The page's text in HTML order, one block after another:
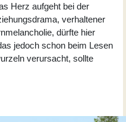
Herz aufgeht bei der
verhaltener
dürfte hier
jedoch schon beim Lesen
verursacht, sollte